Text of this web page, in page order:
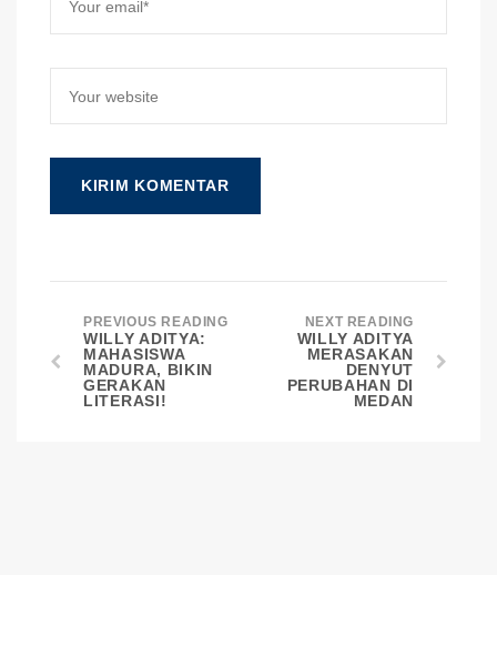
PREVIOUS READING
WILLY ADITYA:
MAHASISWA
MADURA, BIKIN
GERAKAN
LITERASI!
NEXT READING
WILLY ADITYA
MERASAKAN
DENYUT
PERUBAHAN DI
MEDAN